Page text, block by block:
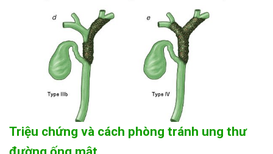
Triệu chứng và cách phòng tránh ung thư